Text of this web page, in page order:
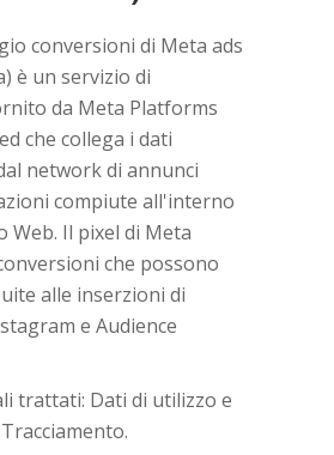
conversioni di Meta ads
è un servizio di
da Meta Platforms
che collega i dati
network di annunci
compiute all'interno
Web. Il pixel di Meta
che possono
alle inserzioni di
e Audience
trattati: Dati di utilizzo e